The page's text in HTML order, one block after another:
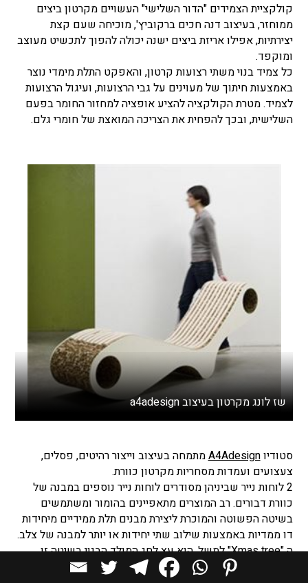
קולקציית הצמידים "הדור השלישי" העשויים מקרטון ביצים
ממוחזר, בעיצוב דנה חכים ברקוביץ', מוכיחה שעם קצת
יצירתיות, אפילו אריזת ביצים ישנה יכולה להפוך לתכשיט מעוצב
ומוקפד.
כל צמיד בנוי משתי רצועות קרטון, והאפקט התלת מימדי נוצר
באמצעות חיתוך של מעוינים על גבי הרצועות, ועיגול הרצועות
לצמיד. מטרת הקולקציה להציע אופציה למחזור החומר בפעם
השלישית, ובכך להפחית את הצריכה המואצת של חומרי גלם.
שז לונג מקרטון בעיצוב a4adesign
סטודיוA4Adesignמתמחה בעיצוב וייצור רהיטים, פסלים,
צעצועים ועמדות מסחריות מקרטון כוורת.
2 לוחות נייר שביניהן מסודרים לוחות נייר נוספים במבנה של
כוורת דבורים. רב המוצרים מתאפיינים בהומור ומשתמשים
בשיטה הפשוטה והמוכרת ליצירת מבנים תלת ממידיים מיחידות
דו ממדיות באמצעות שילוב שתי יחידות או יותר למבנה של צלב.
ה "Xmas tree" למשל, הוא עץ לחג המולד הבנוי בשיטה זו.
המוצרים מיועדים להרכבה עצמית, ומשווקים כמעין בלוק